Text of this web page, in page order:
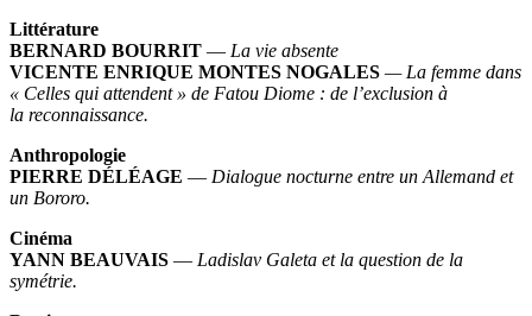
Littérature
BERNARD BOURRIT — La vie absente
VICENTE ENRIQUE MONTES NOGALES — La femme dans
« Celles qui attendent » de Fatou Diome : de l’exclusion à
la reconnaissance.
Anthropologie
PIERRE DÉLÉAGE — Dialogue nocturne entre un Allemand et
un Bororo.
Cinéma
YANN BEAUVAIS — Ladislav Galeta et la question de la
symétrie.